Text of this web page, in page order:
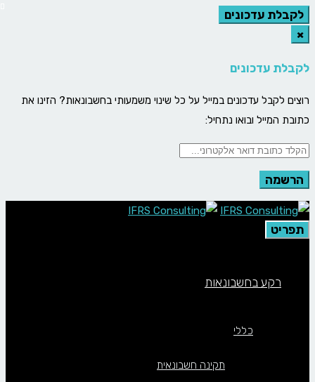
לקבלת עדכונים
×
לקבלת עדכונים
רוצים לקבל עדכונים במייל על כל שינוי משמעותי בחשבונאות? הזינו את
כתובת המייל ובואו נתחיל:
תפריט
רקע בחשבונאות
כללי
תקינה חשבונאית